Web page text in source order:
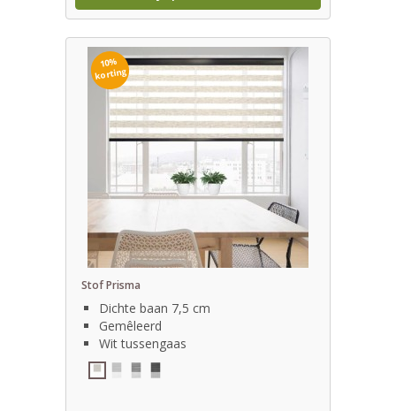
10%
korting
Stof Prisma
Dichte baan 7,5 cm
Gemêleerd
Wit tussengaas